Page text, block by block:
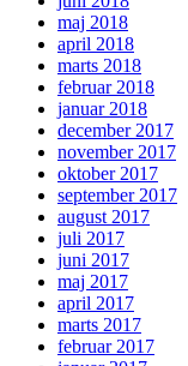
maj 2018
april 2018
marts 2018
februar 2018
januar 2018
december 2017
november 2017
oktober 2017
september 2017
august 2017
juli 2017
juni 2017
maj 2017
april 2017
marts 2017
februar 2017